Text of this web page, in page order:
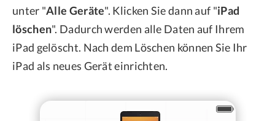
unter "Alle Geräte". Klicken Sie dann auf "iPad
löschen". Dadurch werden alle Daten auf Ihrem
iPad gelöscht. Nach dem Löschen können Sie Ihr
iPad als neues Gerät einrichten.